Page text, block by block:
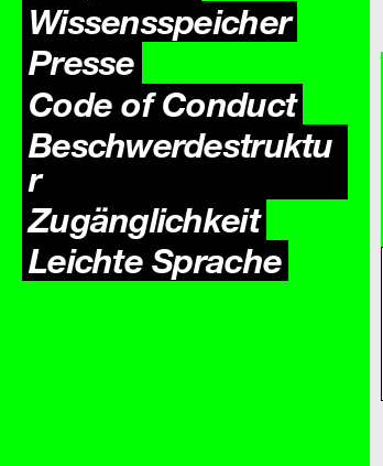
Wissens­speicher
Presse
Code of Conduct
Beschwerdestruktu
r
Zugäng­lichkeit
Leichte Sprache